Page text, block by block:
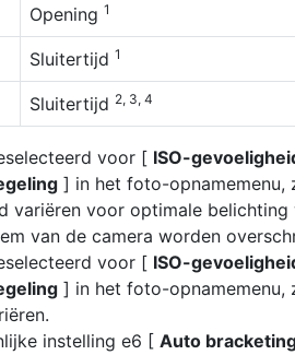
Opening 1
Sluitertijd 1
Sluitertijd 2, 3, 4
voor [ ISO-
] in het foto-opnamemenu,
variëren voor optimale
van de camera worden
voor [ ISO-
] in het foto-opnamemenu,
instelling e6 [ Auto